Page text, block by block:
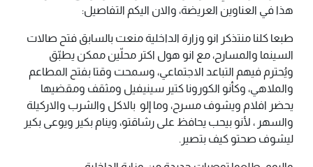
هذا في العناوين العريضة، والان اليكم التفاصيل:
‎طبعا كلنا منتذكر انو وزارة الداخلية منعت بالسابق فتح صالات
السينما والمسارح، مع انو هول اكتر محلّين ممكن يطبّق
ويُحترم فيهم التباعد الاجتماعي، وسمحت وقتا بفتح المطاعم
والملاهي، وكأنو الكورونا كتير سينيفيل ومثقف ومقضيها
يحضر افلام ويشوف مسرح، وما إلو بالاكل والشرب والاركيلة
والسهر ، لأنو بيحب يحافظ على رشاقتو، وينام بكير ويوعى بكير
ليشوف صحتو كيف بتصير.